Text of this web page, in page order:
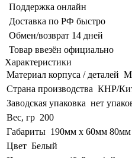
Поддержка онлайн
Доставка по РФ быстро
Обмен/возврат 14 дней
Товар ввезён официально
Характеристики
Материал корпуса / деталей
Страна производства КНР/
Заводская упаковка нет
Вес, гр 200
Габариты 190мм х 60мм 80мм
Цвет Белый